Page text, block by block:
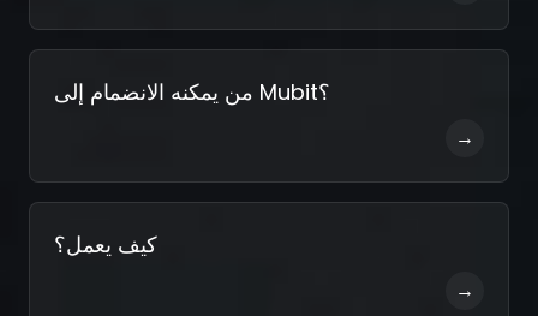
من يمكنه الانضمام إلى Mubit؟
→
كيف يعمل؟
→